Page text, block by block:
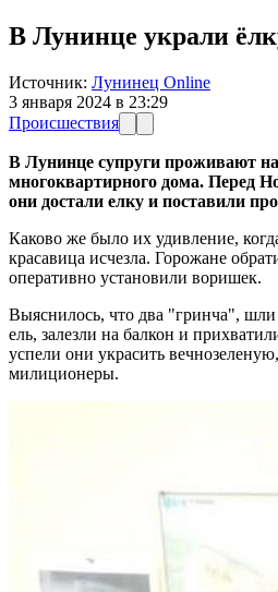
В Лунинце украли
Источник: Лунинец Online
3 января 2024 в 23:29
Происшествия
В Лунинце супруги проживают
многоквартирного дома. Перед
они достали елку и поставили
Каково же было их удивление,
красавица исчезла. Горожане
оперативно установили воришек.
Выяснилось, что два "гринча",
ель, залезли на балкон и
успели они украсить
милиционеры.